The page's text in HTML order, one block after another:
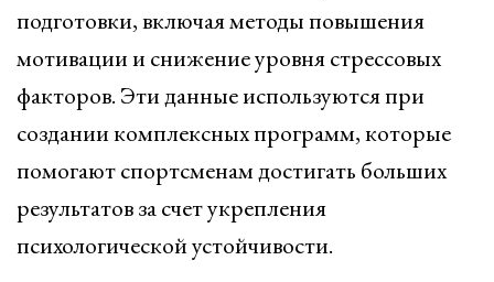
подготовки, включая методы повышения
мотивации и снижение уровня стрессовых
факторов. Эти данные используются при
создании комплексных программ, которые
помогают спортсменам достигать больших
результатов за счет укрепления
психологической устойчивости.